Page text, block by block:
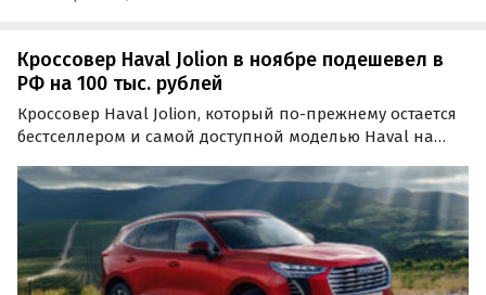
Кроссовер Haval Jolion в ноябре подешевел в
РФ на 100 тыс. рублей
Кроссовер Haval Jolion, который по-прежнему остается
бестселлером и самой доступной моделью Haval на
ноября он начал продаваться с прямой выгодой в 100
тысяч рублей, сообщает портал «Автоновости дня».